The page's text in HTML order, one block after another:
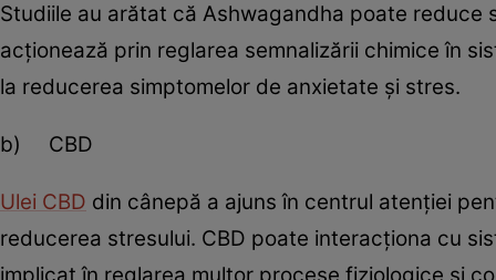
Studiile au arătat că Ashwagandha poate
acționează prin reglarea semnalizării chimice în
la reducerea simptomelor de anxietate și stres.
b) CBD
Ulei CBD din cânepă a ajuns în centrul atenției
reducerea stresului. CBD poate interacționa cu